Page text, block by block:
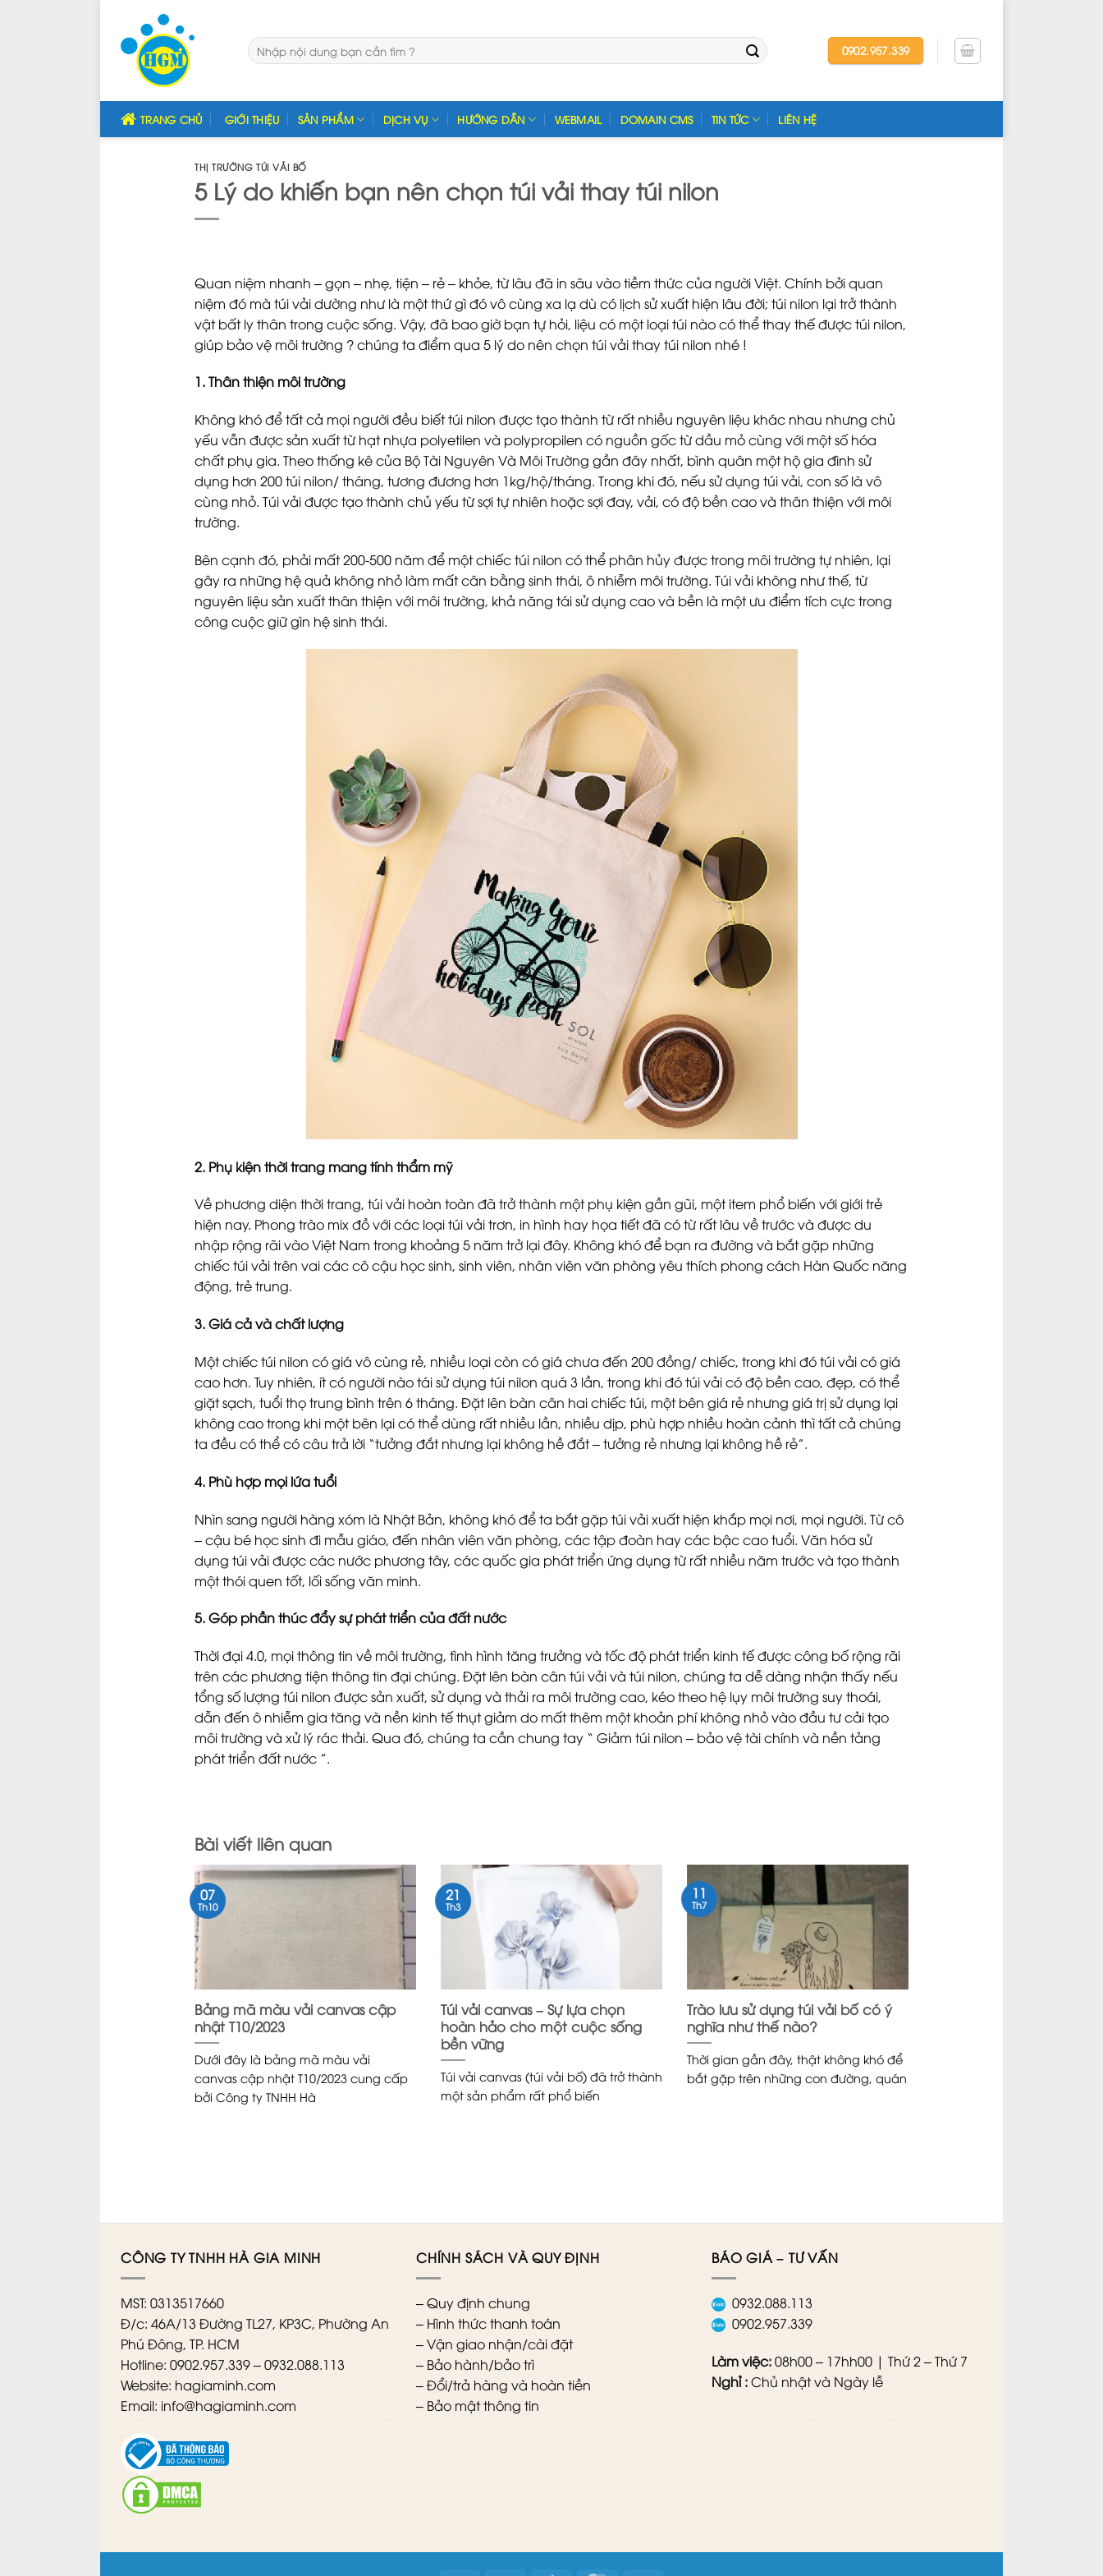
Tìm
kiếm:
0902.957.339
TRANG CHỦ GIỚI THIỆU SẢN PHẨM DỊCH VỤ HƯỚNG DẪN WEBMAIL DOMAIN CMS TIN TỨC LIÊN HỆ
THỊ TRƯỜNG TÚI VẢI BỐ
5 Lý do khiến bạn nên chọn túi vải thay túi nilon
Quan niệm nhanh – gọn – nhẹ, tiện – rẻ – khỏe, từ lâu đã in sâu vào tiềm thức của người Việt. Chính bởi quan
niệm đó mà túi vải dường như là một thứ gì đó vô cùng xa lạ dù có lịch sử xuất hiện lâu đời; túi nilon lại trở thành
vật bất ly thân trong cuộc sống. Vậy, đã bao giờ bạn tự hỏi, liệu có một loại túi nào có thể thay thế được túi nilon,
giúp bảo vệ môi trường ? chúng ta điểm qua 5 lý do nên chọn túi vải thay túi nilon nhé !
1. Thân thiện môi trường
Không khó để tất cả mọi người đều biết túi nilon được tạo thành từ rất nhiều nguyên liệu khác nhau nhưng chủ
yếu vẫn được sản xuất từ hạt nhựa polyetilen và polypropilen có nguồn gốc từ dầu mỏ cùng với một số hóa
chất phụ gia. Theo thống kê của Bộ Tài Nguyên Và Môi Trường gần đây nhất, bình quân một hộ gia đình sử
dụng hơn 200 túi nilon/ tháng, tương đương hơn 1kg/hộ/tháng. Trong khi đó, nếu sử dụng túi vải, con số là vô
cùng nhỏ. Túi vải được tạo thành chủ yếu từ sợi tự nhiên hoặc sợi đay, vải, có độ bền cao và thân thiện với môi
trường.
Bên cạnh đó, phải mất 200-500 năm để một chiếc túi nilon có thể phân hủy được trong môi trường tự nhiên, lại
gây ra những hệ quả không nhỏ làm mất cân bằng sinh thái, ô nhiễm môi trường. Túi vải không như thế, từ
nguyên liệu sản xuất thân thiện với môi trường, khả năng tái sử dụng cao và bền là một ưu điểm tích cực trong
công cuộc giữ gìn hệ sinh thái.
2. Phụ kiện thời trang mang tính thẩm mỹ
Về phương diện thời trang, túi vải hoàn toàn đã trở thành một phụ kiện gần gũi, một item phổ biến với giới trẻ
hiện nay. Phong trào mix đồ với các loại túi vải trơn, in hình hay họa tiết đã có từ rất lâu về trước và được du
nhập rộng rãi vào Việt Nam trong khoảng 5 năm trở lại đây. Không khó để bạn ra đường và bắt gặp những
chiếc túi vải trên vai các cô cậu học sinh, sinh viên, nhân viên văn phòng yêu thích phong cách Hàn Quốc năng
động, trẻ trung.
3. Giá cả và chất lượng
Một chiếc túi nilon có giá vô cùng rẻ, nhiều loại còn có giá chưa đến 200 đồng/ chiếc, trong khi đó túi vải có giá
cao hơn. Tuy nhiên, ít có người nào tái sử dụng túi nilon quá 3 lần, trong khi đó túi vải có độ bền cao, đẹp, có thể
giặt sạch, tuổi thọ trung bình trên 6 tháng. Đặt lên bàn cân hai chiếc túi, một bên giá rẻ nhưng giá trị sử dụng lại
không cao trong khi một bên lại có thể dùng rất nhiều lần, nhiều dịp, phù hợp nhiều hoàn cảnh thì tất cả chúng
ta đều có thể có câu trả lời “tưởng đắt nhưng lại không hề đắt – tưởng rẻ nhưng lại không hề rẻ”.
4. Phù hợp mọi lứa tuổi
Nhìn sang người hàng xóm là Nhật Bản, không khó để ta bắt gặp túi vải xuất hiện khắp mọi nơi, mọi người. Từ cô
– cậu bé học sinh đi mẫu giáo, đến nhân viên văn phòng, các tập đoàn hay các bậc cao tuổi. Văn hóa sử
dụng túi vải được các nước phương tây, các quốc gia phát triển ứng dụng từ rất nhiều năm trước và tạo thành
một thói quen tốt, lối sống văn minh.
5. Góp phần thúc đẩy sự phát triển của đất nước
Thời đại 4.0, mọi thông tin về môi trường, tình hình tăng trưởng và tốc độ phát triển kinh tế được công bố rộng rãi
trên các phương tiện thông tin đại chúng. Đặt lên bàn cân túi vải và túi nilon, chúng ta dễ dàng nhận thấy nếu
tổng số lượng túi nilon được sản xuất, sử dụng và thải ra môi trường cao, kéo theo hệ lụy môi trường suy thoái,
dẫn đến ô nhiễm gia tăng và nền kinh tế thụt giảm do mất thêm một khoản phí không nhỏ vào đầu tư cải tạo
môi trường và xử lý rác thải. Qua đó, chúng ta cần chung tay “ Giảm túi nilon – bảo vệ tài chính và nền tảng
phát triển đất nước ”.
Bài viết liên quan
Bảng mã màu vải canvas cập
nhật T10/2023
Dưới đây là bảng mã màu vải
canvas cập nhật T10/2023 cung cấp
bởi Công ty TNHH Hà
07
Th10
Túi vải canvas – Sự lựa chọn
hoàn hảo cho một cuộc sống
bền vững
Túi vải canvas (túi vải bố) đã trở thành
một sản phẩm rất phổ biến
21
Th3
Trào lưu sử dụng túi vải bố có ý
nghĩa như thế nào?
Thời gian gần đây, thật không khó để
bắt gặp trên những con đường, quán
11
Th7
CÔNG TY TNHH HÀ GIA MINH
MST: 0313517660
Đ/c: 46A/13 Đường TL27, KP3C, Phường An
Phú Đông, TP. HCM
Hotline: 0902.957.339 – 0932.088.113
Website: hagiaminh.com
Email: info@hagiaminh.com
CHÍNH SÁCH VÀ QUY ĐỊNH
–Quy định chung
– Hình thức thanh toán
–Vận giao nhận/cài đặt
– Bảo hành/bảo trì
–Đổi/trả hàng và hoàn tiền
– Bảo mật thông tin
BÁO GIÁ – TƯ VẤN
0932.088.113
0902.957.339
Làm việc:08h00 – 17hh00 | Thứ 2 – Thứ 7
Nghỉ :Chủ nhật và Ngày lễ